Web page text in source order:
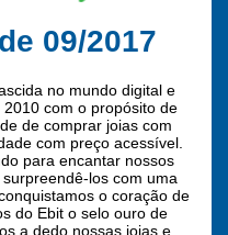
09/2017
no mundo digital e
com o propósito de
de comprar joias com
com preço acessível.
para encantar nossos
los com uma
o coração de
do Ebit o selo ouro de
a dedo nossas joias e